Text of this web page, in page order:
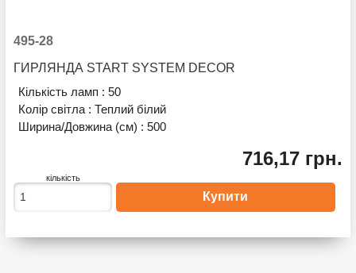
495-28
ГИРЛЯНДА START SYSTEM DECOR
Кількість ламп :50
Колір світла :Теплий білий
Ширина/Довжина (см) :500
716,17 грн.
кількість